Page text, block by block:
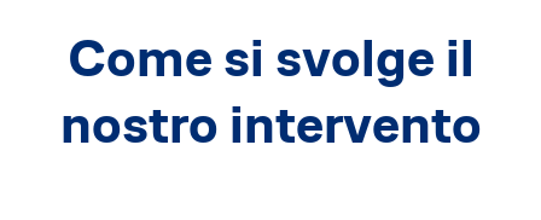
Come si svolge il
nostro intervento